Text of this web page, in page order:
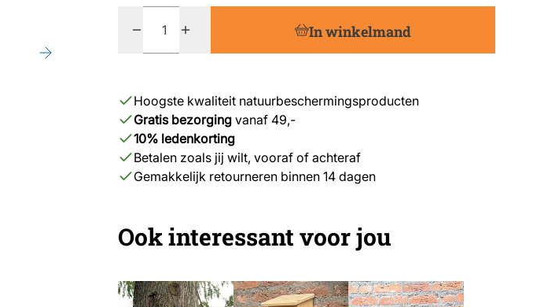
In winkelmand
Hoogste kwaliteit natuurbeschermingsproducten
Gratis bezorging vanaf 49,-
10% ledenkorting
Betalen zoals jij wilt, vooraf of achteraf
Gemakkelijk retourneren binnen 14 dagen
Ook interessant voor jou